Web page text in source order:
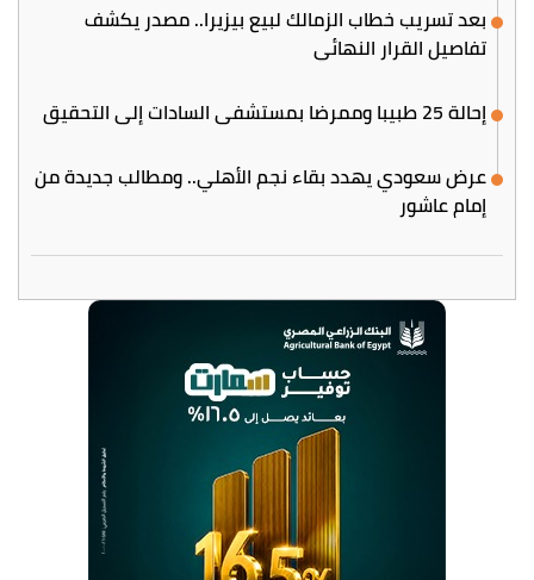
بعد تسريب خطاب الزمالك لبيع بيزيرا.. مصدر يكشف
تفاصيل القرار النهائي
إحالة 25 طبيبا وممرضا بمستشفى السادات إلى التحقيق
عرض سعودي يهدد بقاء نجم الأهلي.. ومطالب جديدة من
إمام عاشور